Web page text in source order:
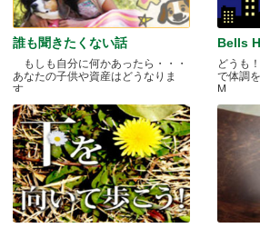
誰も聞きたくない話
もしも自分に何かあったら・・・
あなたの子供や資産はどうなりま
す.....
Bells
どうも
で体調
M.....